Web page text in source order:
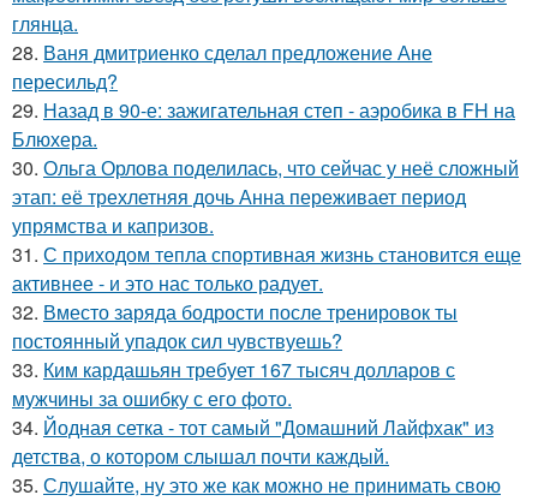
глянца.
28. Ваня дмитриенко сделал предложение Ане
пересильд?
29. Назад в 90-е: зажигательная степ - аэробика в FH на
Блюхера.
30. Ольга Орлова поделилась, что сейчас у неё сложный
этап: её трехлетняя дочь Анна переживает период
упрямства и капризов.
31. С приходом тепла спортивная жизнь становится еще
активнее - и это нас только радует.
32. Вместо заряда бодрости после тренировок ты
постоянный упадок сил чувствуешь?
33. Ким кардашьян требует 167 тысяч долларов с
мужчины за ошибку с его фото.
34. Йодная сетка - тот самый "Домашний Лайфхак" из
детства, о котором слышал почти каждый.
35. Слушайте, ну это же как можно не принимать свою